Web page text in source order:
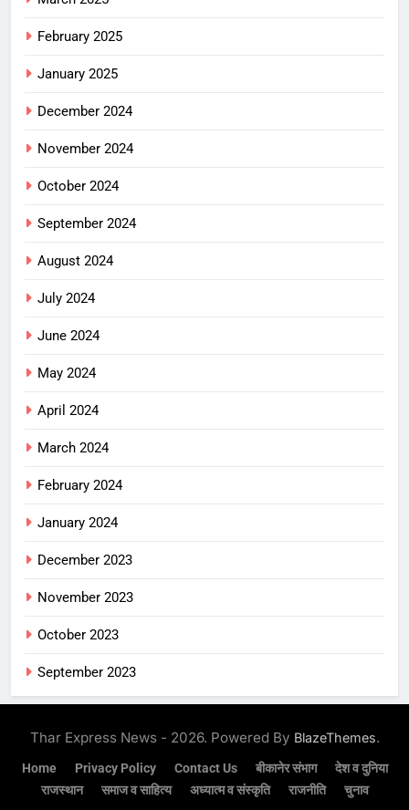
February 2025
January 2025
December 2024
November 2024
October 2024
September 2024
August 2024
July 2024
June 2024
May 2024
April 2024
March 2024
February 2024
January 2024
December 2023
November 2023
October 2023
September 2023
Thar Express News - 2026. Powered By BlazeThemes.
Home Privacy Policy Contact Us बीकानेर संभाग
देश व दुनिया
राजस्थान
समाज व साहित्य अध्यात्म व संस्कृति राजनीति चुनाव